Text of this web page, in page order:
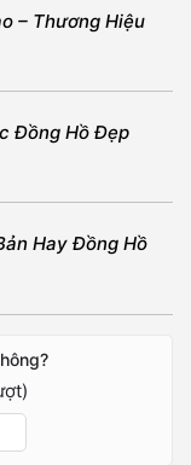
– Thương Hiệu
Đồng Hồ Đẹp
Hay Đồng Hồ